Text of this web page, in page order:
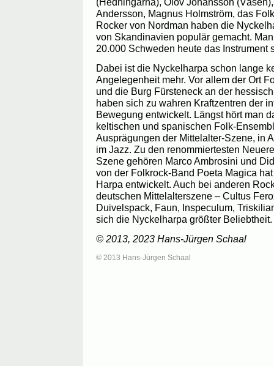
Andersson, Magnus Holmström, das
Rocker von Nordman haben die
von Skandinavien populär gemacht.
20.000 Schweden heute das Instrument
Dabei ist die Nyckelharpa schon lange
Angelegenheit mehr. Vor allem der Ort
und die Burg Fürsteneck an der
haben sich zu wahren Kraftzentren der
Bewegung entwickelt. Längst hört man
keltischen und spanischen Folk-
Ausprägungen der Mittelalter-Szene, in
im Jazz. Zu den renommiertesten
Szene gehören Marco Ambrosini und
von der Folkrock-Band Poeta Magica
Harpa entwickelt. Auch bei anderen
deutschen Mittelalterszene – Cultus
Duivelspack, Faun, Inspeculum,
sich die Nyckelharpa größter Beliebtheit.
© 2013, 2023 Hans-Jürgen Schaal
© 2013 Hans-Jürgen Schaal